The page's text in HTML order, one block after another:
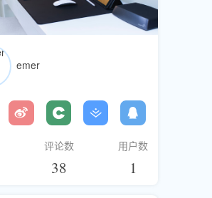
刷粉服务
emer
评论数
38
用户数
1